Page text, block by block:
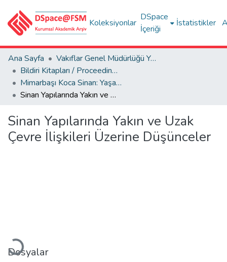
Koleksiyonlar
DSpace
İçeriği
İstatistikler
Ana Sayfa
Vakıflar Genel Müdürlüğü Yayınları
Bildiri Kitapları / Proceedings Books
Mimarbaşı Koca Sinan: Yaşadığı Çağ ve Eserleri 1-2
Sinan Yapılarında Yakın ve Uzak Çevre İlişkileri Üzerine Düşünceler
Sinan Yapılarında Yakın ve Uzak
Çevre İlişkileri Üzerine Düşünceler
Yükleniyor...
Dosyalar